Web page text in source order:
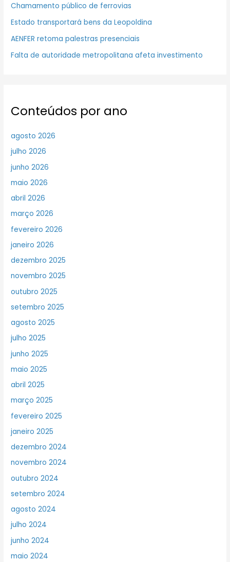
Chamamento público de ferrovias
Estado transportará bens da Leopoldina
AENFER retoma palestras presenciais
Falta de autoridade metropolitana afeta investimento
Conteúdos por ano
agosto 2026
julho 2026
junho 2026
maio 2026
abril 2026
março 2026
fevereiro 2026
janeiro 2026
dezembro 2025
novembro 2025
outubro 2025
setembro 2025
agosto 2025
julho 2025
junho 2025
maio 2025
abril 2025
março 2025
fevereiro 2025
janeiro 2025
dezembro 2024
novembro 2024
outubro 2024
setembro 2024
agosto 2024
julho 2024
junho 2024
maio 2024